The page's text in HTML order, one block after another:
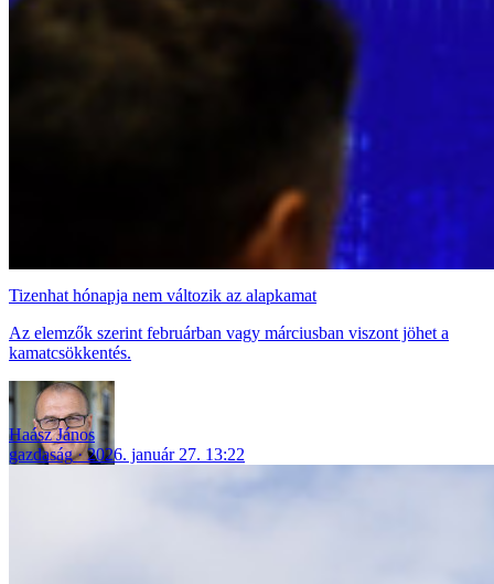
Tizenhat hónapja nem változik az alapkamat
Az elemzők szerint februárban vagy márciusban viszont jöhet a
kamatcsökkentés.
Haász János
gazdaság
2026. január 27. 13:22